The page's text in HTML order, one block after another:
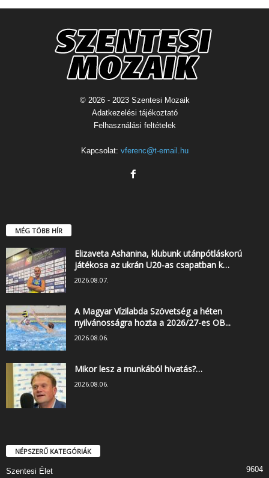
© 2026 - 2023 Szentesi Mozaik
Adatkezelési tájékoztató
Felhasználási feltételek
Kapcsolat: vferenc@t-email.hu
MÉG TÖBB HÍR
Elizaveta Ashanina, klubunk utánpótláskorú
játékosa az ukrán U20-as csapatban k…
2026.08.07.
A Magyar Vízilabda Szövetség a héten
nyilvánosságra hozta a 2026/27-es OB...
2026.08.06.
Mikor lesz a munkából hivatás?…
2026.08.06.
NÉPSZERŰ KATEGÓRIÁK
Szentesi Élet 9604